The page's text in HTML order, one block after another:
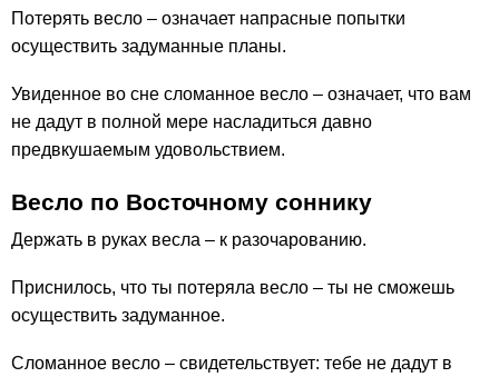
Потерять весло – означает напрасные попытки
осуществить задуманные планы.
Увиденное во сне сломанное весло – означает, что вам
не дадут в полной мере насладиться давно
предвкушаемым удовольствием.
Весло по Восточному соннику
Держать в руках весла – к разочарованию.
Приснилось, что ты потеряла весло – ты не сможешь
осуществить задуманное.
Сломанное весло – свидетельствует: тебе не дадут в